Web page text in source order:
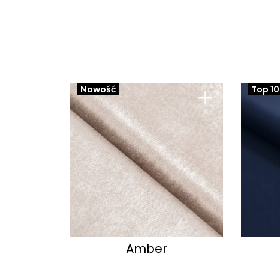
+
Nowość
Amber
Top 10